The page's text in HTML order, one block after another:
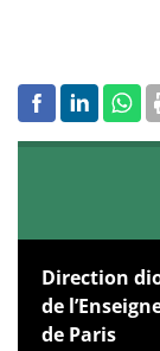
Direction
de
de Paris